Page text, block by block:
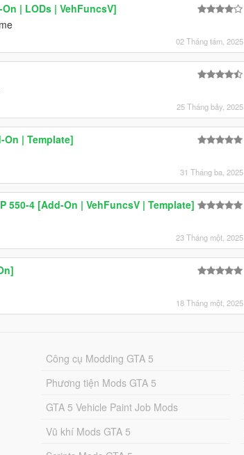
| LODs | VehFuncsV]
02 Tháng tám, 2025
25 Tháng bảy, 2025
| Template]
31 Tháng ba, 2025
550-4 [Add-On | VehFuncsV | Template]
23 Tháng một, 2025
18 Tháng một, 2025
Công cụ Modding GTA 5
Phương tiện Mods GTA 5
GTA 5 Vehicle Paint Job Mods
Vũ khí Mods GTA 5